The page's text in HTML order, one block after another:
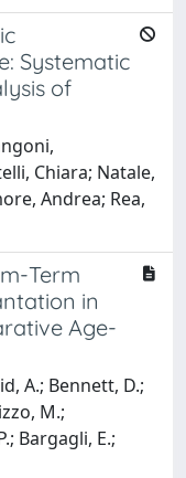
Systematic
of
Chiara; Natale,
Andrea; Rea,
Term
in
Age-
A.; Bennett, D.;
M.;
Bargagli, E.;